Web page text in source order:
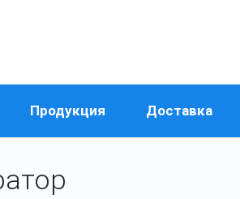
Продукция Доставка